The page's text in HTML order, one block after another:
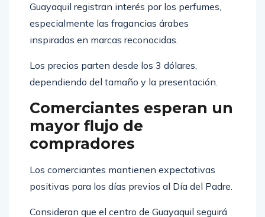
Guayaquil registran interés por los perfumes,
especialmente las fragancias árabes
inspiradas en marcas reconocidas.
Los precios parten desde los 3 dólares,
dependiendo del tamaño y la presentación.
Comerciantes esperan un
mayor flujo de
compradores
Los comerciantes mantienen expectativas
positivas para los días previos al Día del Padre.
Consideran que el centro de Guayaquil seguirá